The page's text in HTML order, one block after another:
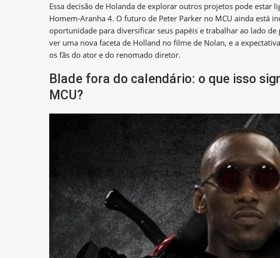
Essa decisão de Holanda de explorar outros projetos pode estar
Homem-Aranha 4. O futuro de Peter Parker no MCU ainda está
oportunidade para diversificar seus papéis e trabalhar ao lado
ver uma nova faceta de Holland no filme de Nolan, e a
os fãs do ator e do renomado diretor.
Blade fora do calendário: o que isso
MCU?